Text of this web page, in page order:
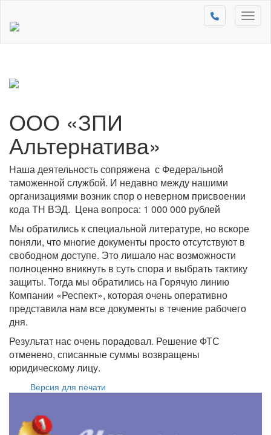
ООО «ЗПИ
Альтернатива»
Наша деятельность сопряжена с Федеральной
таможенной службой. И недавно между нашими
организациями возник спор о неверном присвоении
кода ТН ВЭД. Цена вопроса: 1 000 000 рублей
Мы обратились к специальной литературе, но вскоре
поняли, что многие документы просто отсутствуют в
свободном доступе. Это лишало нас возможности
полноценно вникнуть в суть спора и выбрать тактику
защиты. Тогда мы обратились на Горячую линию
Компании «Респект», которая очень оперативно
представила нам все документы в течение рабочего
дня.
Результат нас очень порадовал. Решение ФТС
отменено, списанные суммы возвращены
юридическому лицу.
Версия для печати